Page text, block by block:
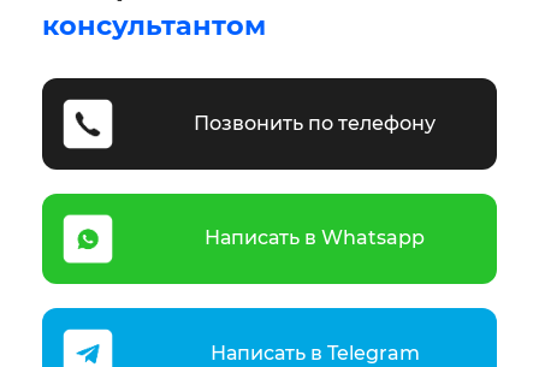
консультантом
Позвонить по телефону
Написать в Whatsapp
Написать в Telegram